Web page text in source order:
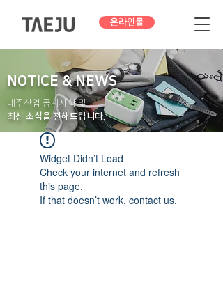
온라인몰
NOTICE & NEWS
태주산업 공지사항 및
최신 소식을 전해드립니다.
Widget Didn’t Load
Check your internet and refresh
this page.
If that doesn’t work, contact us.